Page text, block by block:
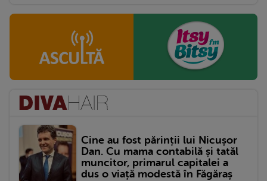
Cine au fost părinții lui Nicușor
Dan. Cu mama contabilă și tatăl
muncitor, primarul capitalei a
dus o viață modestă în Făgăraș